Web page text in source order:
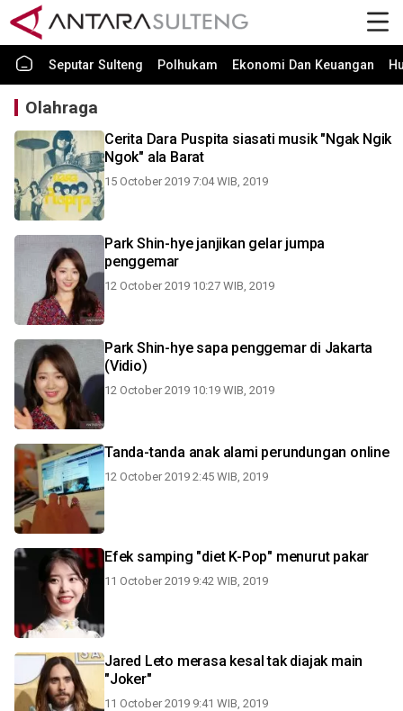
Seputar Sulteng Polhukam Ekonomi Dan Keuangan
Olahraga
Cerita Dara Puspita siasati musik "Ngak Ngik
Ngok" ala Barat
15 October 2019 7:04 WIB, 2019
Park Shin-hye janjikan gelar jumpa
penggemar
12 October 2019 10:27 WIB, 2019
Park Shin-hye sapa penggemar di Jakarta
(Vidio)
12 October 2019 10:19 WIB, 2019
Tanda-tanda anak alami perundungan online
12 October 2019 2:45 WIB, 2019
Efek samping "diet K-Pop" menurut pakar
11 October 2019 9:42 WIB, 2019
Jared Leto merasa kesal tak diajak main
"Joker"
11 October 2019 9:41 WIB, 2019